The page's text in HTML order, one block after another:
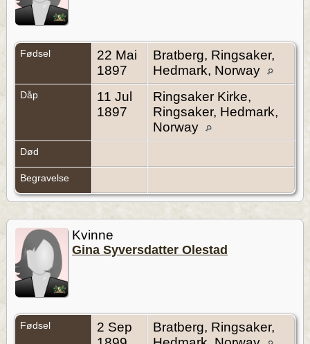
Fødsel
22 Mai
1897
Bratberg, Ringsaker,
Hedmark, Norway
Dåp
11 Jul
1897
Ringsaker Kirke,
Ringsaker, Hedmark,
Norway
Død
Begravelse
Kvinne
Gina Syversdatter Olestad
Fødsel
2 Sep
Bratberg, Ringsaker,